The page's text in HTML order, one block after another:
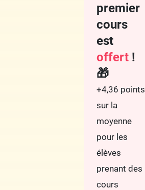
premier
cours
est
offert !
🎁
+4,36 points
sur la
moyenne
pour les
élèves
prenant des
cours